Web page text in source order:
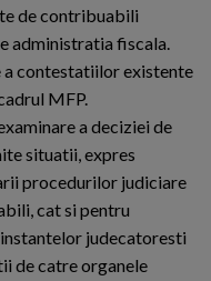
de contribuabili
administratia fiscala.
contestatiilor existente
MFP.
a deciziei de
situatii, expres
procedurilor judiciare
cat si pentru
judecatoresti
de catre organele